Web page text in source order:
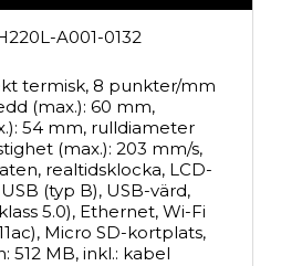
A001-0132
termisk, 8 punkter/mm
(max.): 60 mm,
54 mm, rulldiameter
(max.): 203 mm/s,
realtidsklocka, LCD-
(typ B), USB-värd,
5.0), Ethernet, Wi-Fi
Micro SD-kortplats,
512 MB, inkl.: kabel